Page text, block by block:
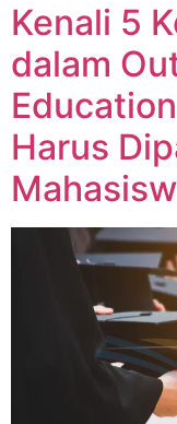
Kenali 5
dalam
Harus